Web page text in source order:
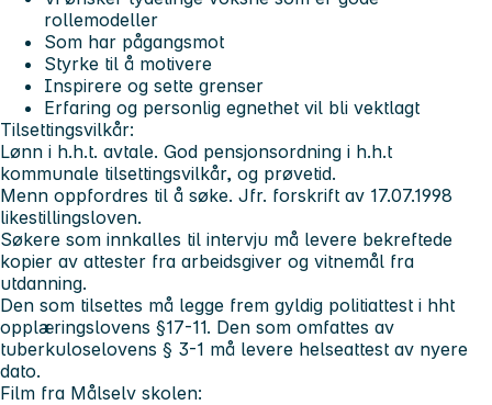
rollemodeller
Som har pågangsmot
Styrke til å motivere
Inspirere og sette grenser
Erfaring og personlig egnethet vil bli vektlagt
Tilsettingsvilkår:
Lønn i h.h.t. avtale. God pensjonsordning i h.h.t
kommunale tilsettingsvilkår, og prøvetid.
Menn oppfordres til å søke. Jfr. forskrift av 17.07.1998
likestillingsloven.
Søkere som innkalles til intervju må levere bekreftede
kopier av attester fra arbeidsgiver og vitnemål fra
utdanning.
Den som tilsettes må legge frem gyldig politiattest i hht
opplæringslovens §17-11. Den som omfattes av
tuberkuloselovens § 3-1 må levere helseattest av nyere
dato.
Film fra Målselv skolen: